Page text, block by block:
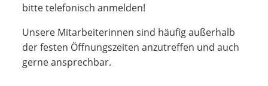
bitte telefonisch anmelden!
Unsere Mitarbeiterinnen sind häufig außerhalb
der festen Öffnungszeiten anzutreffen und auch
gerne ansprechbar.